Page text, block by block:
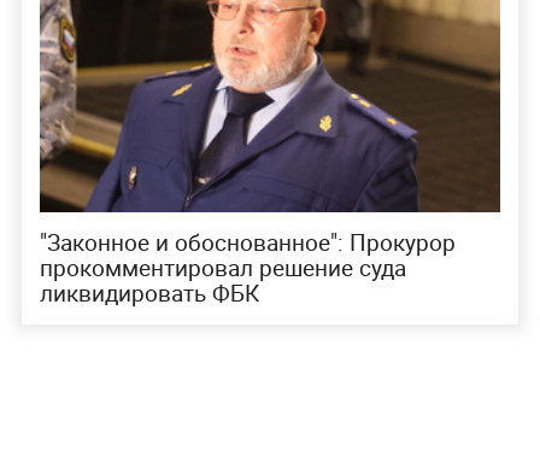
"Законное и обоснованное": Прокурор
прокомментировал решение суда
ликвидировать ФБК